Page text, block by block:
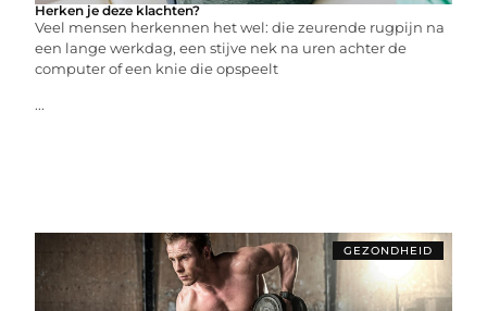
Herken je deze klachten?
Veel mensen herkennen het wel: die zeurende rugpijn na
een lange werkdag, een stijve nek na uren achter de
computer of een knie die opspeelt
...
GEZONDHEID